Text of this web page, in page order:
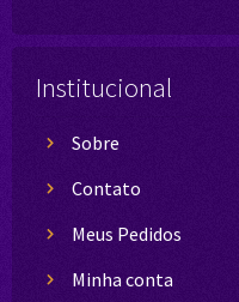
Institucional
Sobre
Contato
Meus Pedidos
Minha conta